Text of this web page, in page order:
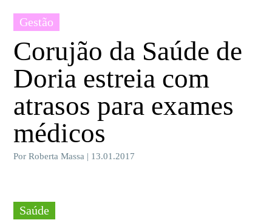
Gestão
Corujão da Saúde de
Doria estreia com
atrasos para exames
médicos
Por Roberta Massa | 13.01.2017
Saúde